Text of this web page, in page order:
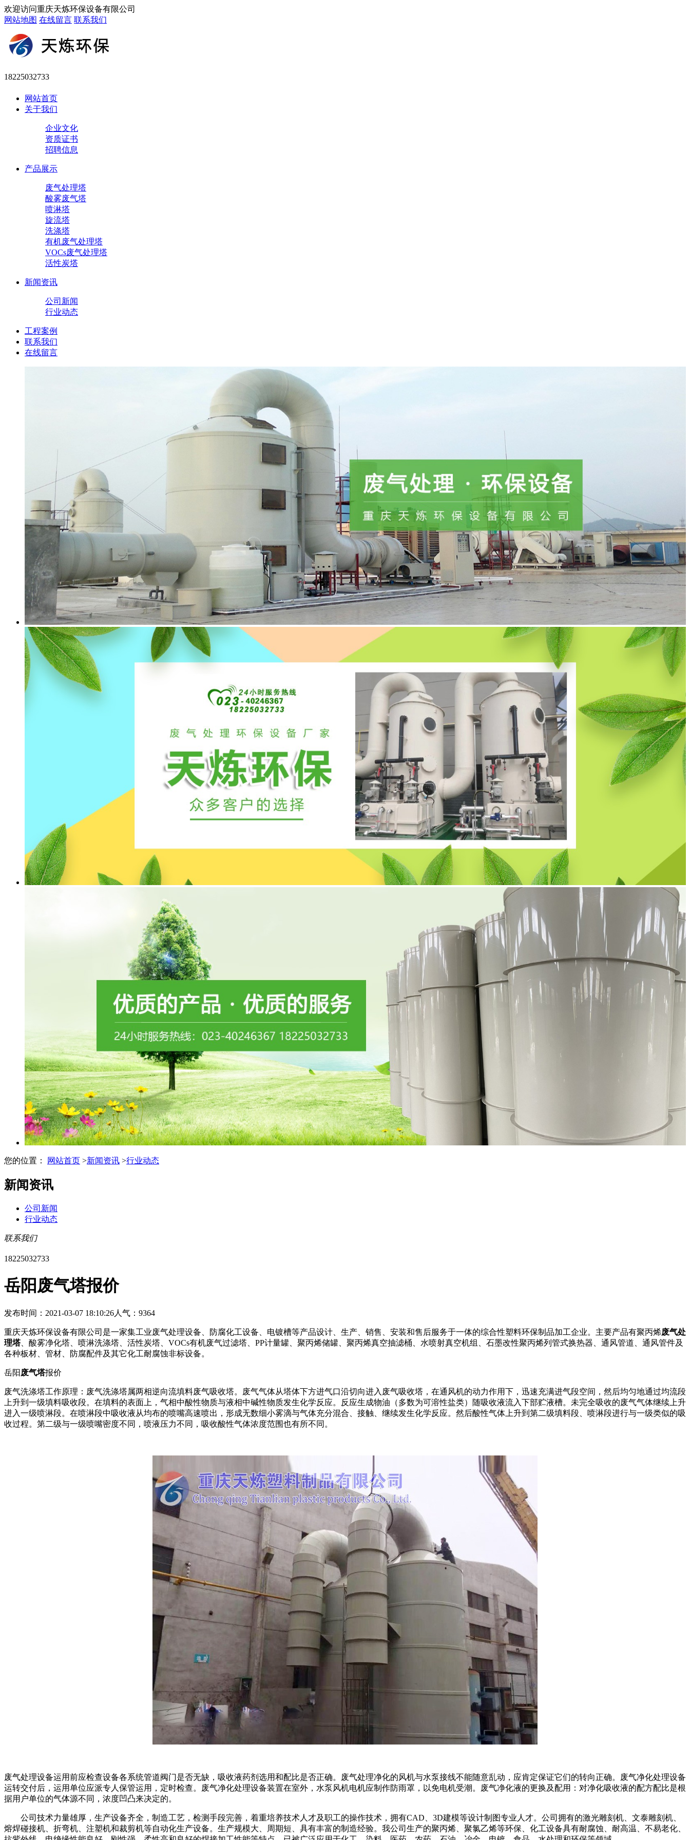
欢迎访问重庆天炼环保设备有限公司
网站地图 在线留言 联系我们
18225032733
网站首页
关于我们
企业文化
资质证书
招聘信息
产品展示
废气处理塔
酸雾废气塔
喷淋塔
旋流塔
洗涤塔
有机废气处理塔
VOCs废气处理塔
活性炭塔
新闻资讯
公司新闻
行业动态
工程案例
联系我们
在线留言
您的位置： 网站首页 >新闻资讯 >行业动态
新闻资讯
公司新闻
行业动态
联系我们
18225032733
岳阳废气塔报价
发布时间：2021-03-07 18:10:26人气：9364
重庆天炼环保设备有限公司是一家集工业废气处理设备、防腐化工设备、电镀槽等产品设计、生产、销售、安装和售后服务于一体的综合性塑料环保制品加工企业。主要产品有聚丙烯废气处
理塔、酸雾净化塔、喷淋洗涤塔、活性炭塔、VOCs有机废气过滤塔、PP计量罐、聚丙烯储罐、聚丙烯真空抽滤桶、水喷射真空机组、石墨改性聚丙烯列管式换热器、通风管道、通风管件及
各种板材、管材、防腐配件及其它化工耐腐蚀非标设备。
岳阳 废气塔报价
废气洗涤塔工作原理：废气洗涤塔属两相逆向流填料废气吸收塔。废气气体从塔体下方进气口沿切向进入废气吸收塔，在通风机的动力作用下，迅速充满进气段空间，然后均匀地通过均流段
上升到一级填料吸收段。在填料的表面上，气相中酸性物质与液相中碱性物质发生化学反应。反应生成物油（多数为可溶性盐类）随吸收液流入下部贮液槽。未完全吸收的废气气体继续上升
进入一级喷淋段。在喷淋段中吸收液从均布的喷嘴高速喷出，形成无数细小雾滴与气体充分混合、接触、继续发生化学反应。然后酸性气体上升到第二级填料段、喷淋段进行与一级类似的吸
收过程。第二级与一级喷嘴密度不同，喷液压力不同，吸收酸性气体浓度范围也有所不同。
废气处理设备运用前应检查设备各系统管道阀门是否无缺，吸收液药剂选用和配比是否正确。废气处理净化的风机与水泵接线不能随意乱动，应肯定保证它们的转向正确。废气净化处理设备
运转交付后，运用单位应派专人保管运用，定时检查。废气净化处理设备装置在室外，水泵风机电机应制作防雨罩，以免电机受潮。废气净化液的更换及配用：对净化吸收液的配方配比是根
据用户单位的气体源不同，浓度凹凸来决定的。
公司技术力量雄厚，生产设备齐全，制造工艺，检测手段完善，着重培养技术人才及职工的操作技术，拥有CAD、3D建模等设计制图专业人才。公司拥有的激光雕刻机、文泰雕刻机、
熔焊碰接机、折弯机、注塑机和裁剪机等自动化生产设备。生产规模大、周期短、具有丰富的制造经验。我公司生产的聚丙烯、聚氯乙烯等环保、化工设备具有耐腐蚀、耐高温、不易老化、